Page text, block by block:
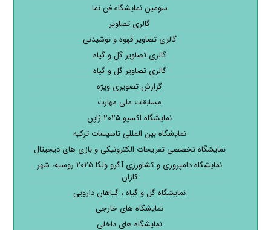
سومین نمایشگاه فن نما
گالری تصاویر
گالری تصاویر قهوه و نوشیدنی
گالری تصاویر گل و گیاه
گالری تصاویر گل و گیاه
گزارش تصویری ویژه
مسابقات ملی مهارت
نمایشگاه اکسپو ۲۰۲۵ ژاپن
نمایشگاه بین المللی تاسیسات ترکیه
نمایشگاه تخصصی تفریحات الکترونیکی و بازی های دیجیتال
نمایشگاه دامپروری و کشاورزی آگرو ولگا ۲۰۲۵ روسیه، شهر
کازان
نمایشگاه گل و گیاه ، گیاهان دارویی
نمایشگاه های خارجی
نمایشگاه های داخلی